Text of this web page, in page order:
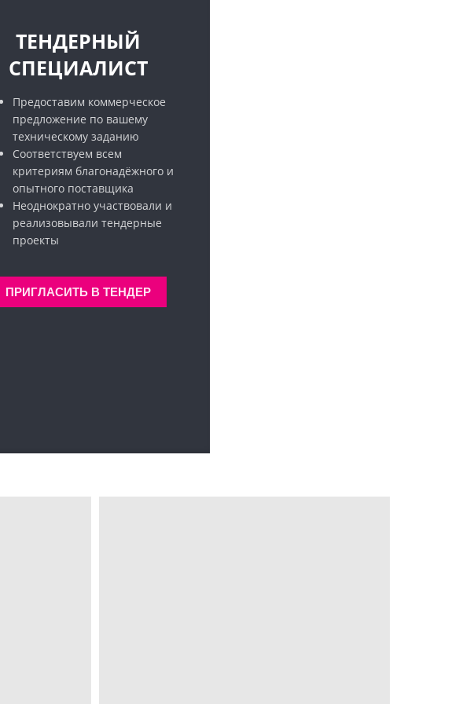
ТЕНДЕРНЫЙ
СПЕЦИАЛИСТ
Предоставим коммерческое
предложение по вашему
техническому заданию
Соответствуем всем
критериям благонадёжного и
опытного поставщика
Неоднократно участвовали и
реализовывали тендерные
проекты
ПРИГЛАСИТЬ В ТЕНДЕР